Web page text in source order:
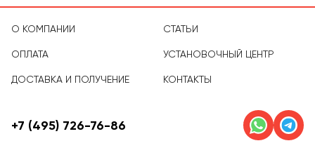
О КОМПАНИИ
ОПЛАТА
ДОСТАВКА И ПОЛУЧЕНИЕ
СТАТЬИ
УСТАНОВОЧНЫЙ ЦЕНТР
КОНТАКТЫ
+7 (495) 726-76-86